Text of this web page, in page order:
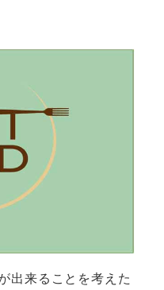
出来ることを考えた